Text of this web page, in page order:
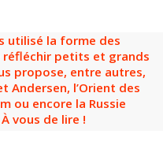
utilisé la forme des
petits et grands
propose, entre autres,
Andersen, l’Orient des
ou encore la Russie
vous de lire !